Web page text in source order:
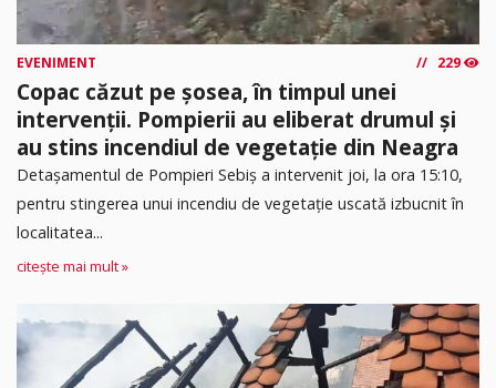
EVENIMENT 229
Copac căzut pe șosea, în timpul unei
intervenții. Pompierii au eliberat drumul și
au stins incendiul de vegetație din Neagra
Detașamentul de Pompieri Sebiș a intervenit joi, la ora 15:10,
pentru stingerea unui incendiu de vegetație uscată izbucnit în
localitatea...
citește mai mult »